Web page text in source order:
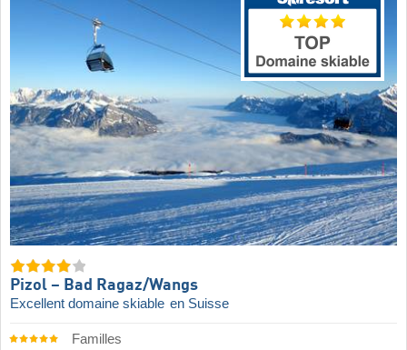
Pizol – Bad Ragaz/​Wangs
Excellent domaine skiable en Suisse
Familles